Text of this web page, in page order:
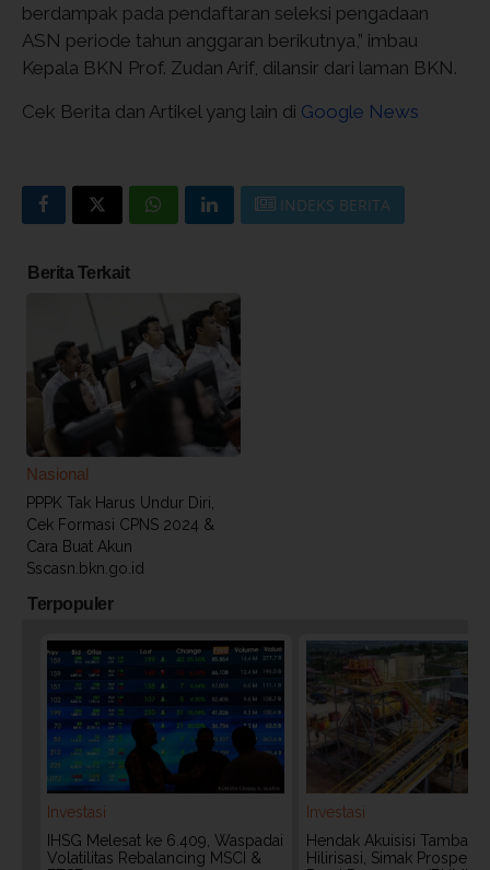
berdampak pada pendaftaran seleksi pengadaan
ASN periode tahun anggaran berikutnya,” imbau
Kepala BKN Prof. Zudan Arif, dilansir dari laman BKN.
Cek Berita dan Artikel yang lain di Google News
INDEKS BERITA
Berita Terkait
Nasional
PPPK Tak Harus Undur Diri,
Cek Formasi CPNS 2024 &
Cara Buat Akun
Sscasn.bkn.go.id
Terpopuler
Investasi
IHSG Melesat ke 6.409, Waspadai
Volatilitas Rebalancing MSCI &
Investasi
Hendak Akuisisi
Hilirisasi, Simak Prospek